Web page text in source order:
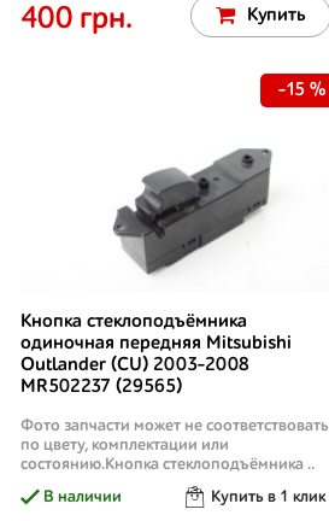
400 грн. Купить
Кнопка стеклоподъёмника
одиночная передняя Mitsubishi
Outlander (CU) 2003-2008
MR502237 (29565)
Фото запчасти может не соответствовать
по цвету, комплектации или
состоянию.Кнопка стеклоподъёмника ..
В наличии
Купить в 1 клик
-15 %